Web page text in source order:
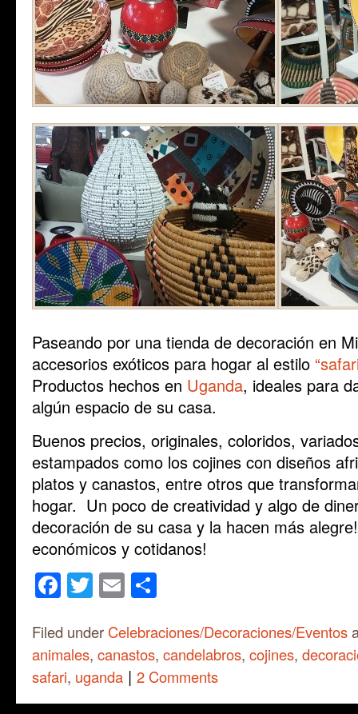
Paseando por una tienda de decoración en
accesorios exóticos para hogar al estilo
Productos hechos en Uganda, ideales para
algún espacio de su casa.
Buenos precios, originales, coloridos,
estampados como los cojines con diseños
platos y canastos, entre otros que
hogar. Un poco de creatividad y algo de
decoración de su casa y la hacen más
económicos y cotidanos!
Facebook
Twitter
Email
Filed under Celebraciones/Decoraciones/Eventos
animales, canastos, candelabros, cojines,
safari, uganda | 2 Comments